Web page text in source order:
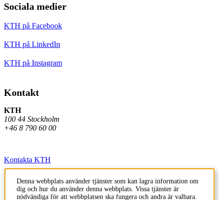
Sociala medier
KTH på Facebook
KTH på LinkedIn
KTH på Instagram
Kontakt
KTH
100 44 Stockholm
+46 8 790 60 00
Kontakta KTH
Jobba på KTH
Press och media
Denna webbplats använder tjänster som kan lagra information om
dig och hur du använder denna webbplats. Vissa tjänster är
nödvändiga för att webbplatsen ska fungera och andra är valbara.